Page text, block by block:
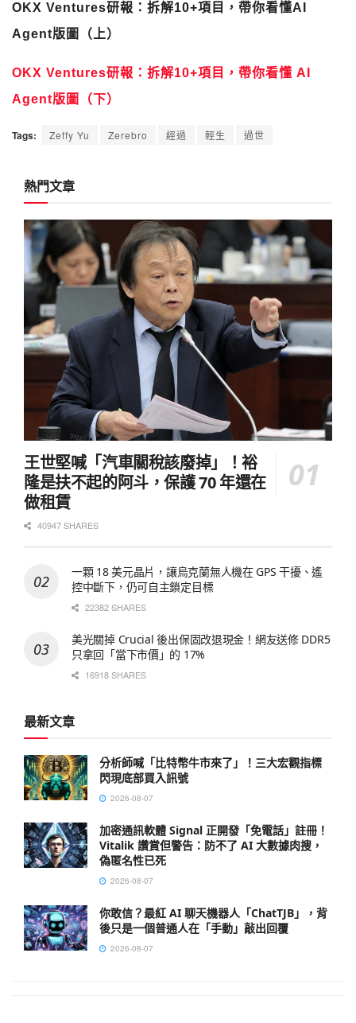
OKX Ventures研報：拆解10+項目，帶你看懂AI
Agent版圖（上）
OKX Ventures研報：拆解10+項目，帶你看懂 AI
Agent版圖（下）
Tags: Zeffy Yu Zerebro 經過 輕生 過世
熱門文章
王世堅喊「汽車關稅該廢掉」！裕
隆是扶不起的阿斗，保護 70 年還在
做租賃
40947 SHARES
一顆 18 美元晶片，讓烏克蘭無人機在 GPS 干擾、遙
控中斷下，仍可自主鎖定目標
22382 SHARES
美光關掉 Crucial 後出保固改退現金！網友送修 DDR5
只拿回「當下市價」的 17%
16918 SHARES
最新文章
分析師喊「比特幣牛市來了」！三大宏觀指標
閃現底部買入訊號
2026-08-07
加密通訊軟體 Signal 正開發「免電話」註冊！
Vitalik 讚賞但警告：防不了 AI 大數據肉搜，
偽匿名性已死
2026-08-07
你敢信？最紅 AI 聊天機器人「ChatTJB」，背
後只是一個普通人在「手動」敲出回覆
2026-08-07